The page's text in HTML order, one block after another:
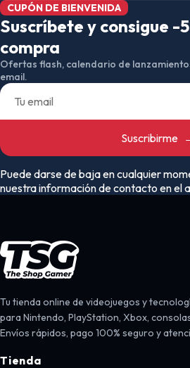
CUPÓN DE BIENVENIDA
Suscríbete y consigue -
compra
Ofertas flash, calendario de
email.
Suscribirme
Puede darse de baja en cualquier
nuestra información de contacto en el
Tu tienda online de videojuegos y
para Nintendo, PlayStation, Xbox,
Envíos rápidos, pago 100% seguro y
Tienda